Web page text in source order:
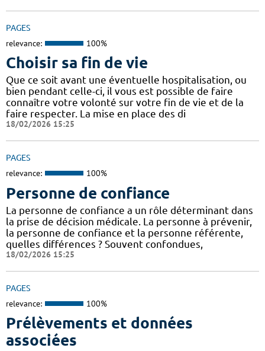
PAGES
relevance: 100%
Choisir sa fin de vie
Que ce soit avant une éventuelle hospitalisation, ou
bien pendant celle-ci, il vous est possible de faire
connaître votre volonté sur votre fin de vie et de la
faire respecter. La mise en place des di
18/02/2026 15:25
PAGES
relevance: 100%
Personne de confiance
La personne de confiance a un rôle déterminant dans
la prise de décision médicale. La personne à prévenir,
la personne de confiance et la personne référente,
quelles différences ? Souvent confondues,
18/02/2026 15:25
PAGES
relevance: 100%
Prélèvements et données
associées